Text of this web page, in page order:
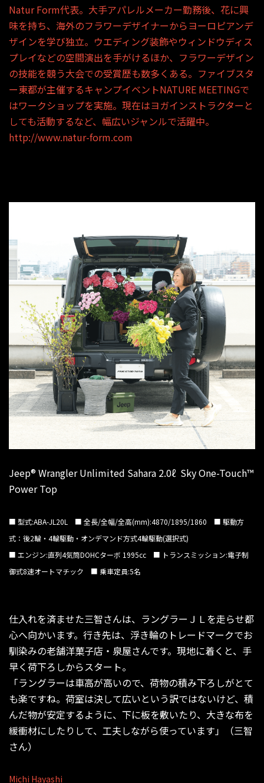
Natur Form代表。大手アパレルメーカー勤務後、花に興
味を持ち、海外のフラワーデザイナーからヨーロピアンデ
ザインを学び独立。ウエディング装飾やウィンドウディス
プレイなどの空間演出を手がけるほか、フラワーデザイン
の技能を競う大会での受賞歴も数多くある。ファイブスタ
ー東都が主催するキャンプイベントNATURE MEETINGで
はワークショップを実施。現在はヨガインストラクターと
しても活動するなど、幅広いジャンルで活躍中。
http://www.natur-form.com
Jeep® Wrangler Unlimited Sahara 2.0ℓ Sky One-Touch™
Power Top
■ 型式:ABA-JL20L ■ 全長/全幅/全高(mm):4870/1895/1860 ■ 駆動方
式：後2輪・4輪駆動・オンデマンド方式4輪駆動(選択式)
■ エンジン:直列4気筒DOHCターボ 1995cc ■ トランスミッション:電子制
御式8速オートマチック ■ 乗車定員:5名
仕入れを済ませた三智さんは、ラングラーＪＬを走らせ都
心へ向かいます。行き先は、浮き輪のトレードマークでお
馴染みの老舗洋菓子店・泉屋さんです。現地に着くと、手
早く荷下ろしからスタート。
「ラングラーは車高が高いので、荷物の積み下ろしがとて
も楽ですね。荷室は決して広いという訳ではないけど、積
んだ物が安定するように、下に板を敷いたり、大きな布を
緩衝材にしたりして、工夫しながら使っています」（三智
さん）
Michi Hayashi